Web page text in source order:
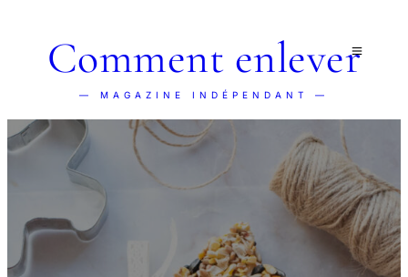
Comment enlever
— MAGAZINE INDÉPENDANT —